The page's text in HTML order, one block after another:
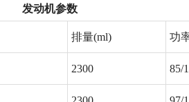
发动机参数
排量(ml) 功
2300 85/